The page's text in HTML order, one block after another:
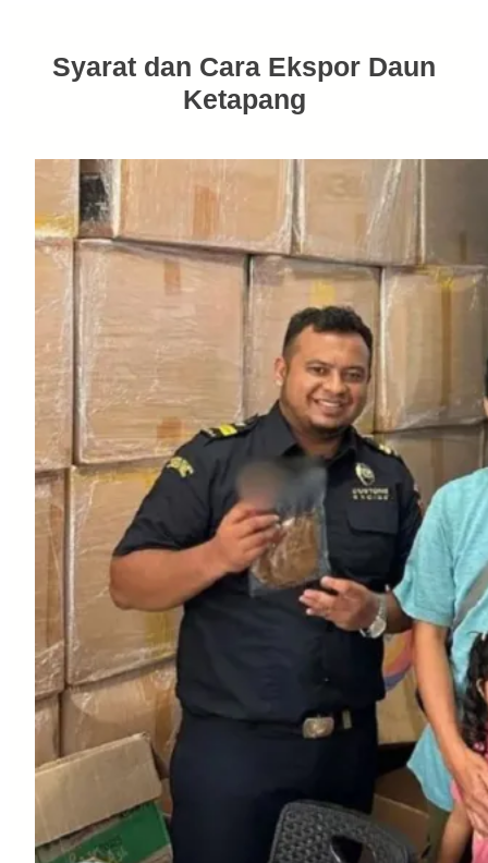
Syarat dan Cara Ekspor Daun
Ketapang